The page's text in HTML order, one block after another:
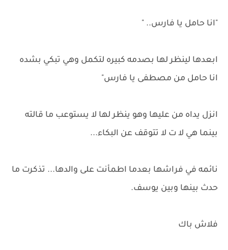
"انا حامل يا فارس.. "
ابعدها لينظر لها بصدمه كبيره لتكمل وهي تبكي بشده
انا حامل من مصطفى يا فارس"
انزل يداه من عليها وهو ينظر لها لا يستوعب ما قالته
بينما هي لا ت لا تتوقف عن البكاء...
نائمه في فراشها بعدما اطمأنت على والدها... تذكرت ما
حدث بينها وبين يوسف.
فلاش باك